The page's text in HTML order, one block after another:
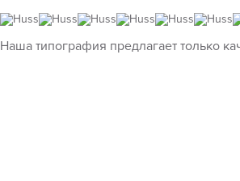
Наша типография предлагает только